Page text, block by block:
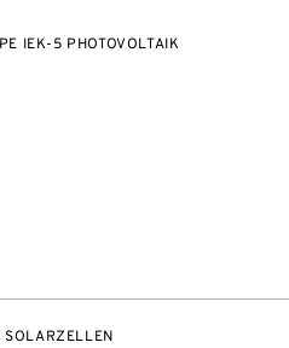
IEK-5 PHOTOVOLTAIK
SOLARZELLEN